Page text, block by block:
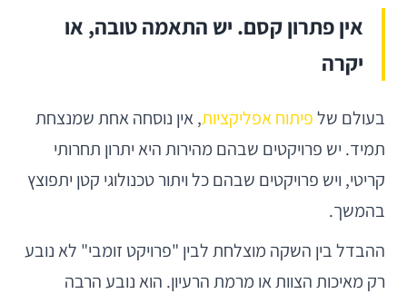
אין פתרון קסם. יש התאמה טובה, או
יקרה
בעולם שלפיתוח אפליקציות, אין נוסחה אחת שמנצחת
תמיד. יש פרויקטים שבהם מהירות היא יתרון תחרותי
קריטי, ויש פרויקטים שבהם כל ויתור טכנולוגי קטן יתפוצץ
בהמשך.
ההבדל בין השקה מוצלחת לבין "פרויקט זומבי" לא נובע
רק מאיכות הצוות או מרמת הרעיון. הוא נובע הרבה